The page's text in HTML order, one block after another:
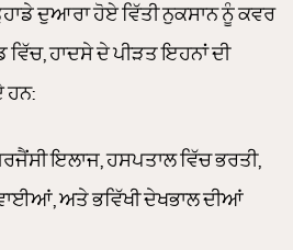
ਦੁਆਰਾ ਹੋਏ ਵਿੱਤੀ ਨੁਕਸਾਨ ਨੂੰ ਕਵਰ
ਹਾਦਸੇ ਦੇ ਪੀੜਤ ਇਹਨਾਂ ਦੀ
ਹਨ:
ਇਲਾਜ, ਹਸਪਤਾਲ ਵਿੱਚ ਭਰਤੀ,
ਅਤੇ ਭਵਿੱਖੀ ਦੇਖਭਾਲ ਦੀਆਂ